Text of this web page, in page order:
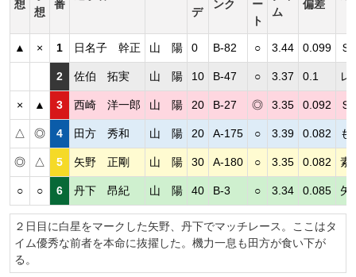
想
想
番
デ
ンク
ー
ト
ム
偏差
▲ × 1 日名子 幹正 山 陽 0 B-82 ○ 3.44 0.099 Ｓ
2 佐伯 拓実 山 陽 10 B-47 ○ 3.37 0.1 レ
× ▲ 3 西崎 洋一郎 山 陽 20 B-27 ◎ 3.35 0.092 Ｓ
△ ◎ 4 田方 秀和 山 陽 20 A-175 ○ 3.39 0.082 も
◎ △ 5 矢野 正剛 山 陽 30 A-180 ○ 3.35 0.082 素
○ ○ 6 丹下 昂紀 山 陽 40 B-3 ○ 3.34 0.085 矢
２日目に白星をマークした矢野、丹下でマッチレース。ここはタ
イム優秀な前者を本命に抜擢した。機力一息も田方が食い下が
る。